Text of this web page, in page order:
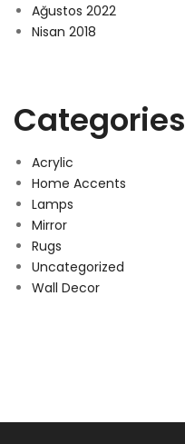
Ağustos 2022
Nisan 2018
Categories
Acrylic
Home Accents
Lamps
Mirror
Rugs
Uncategorized
Wall Decor